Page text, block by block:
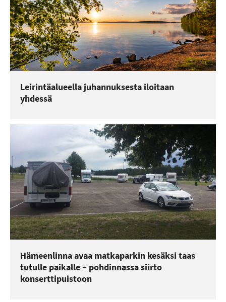
Leirintäalueella juhannuksesta iloitaan
yhdessä
Hämeenlinna avaa matkaparkin kesäksi taas
tutulle paikalle – pohdinnassa siirto
konserttipuistoon